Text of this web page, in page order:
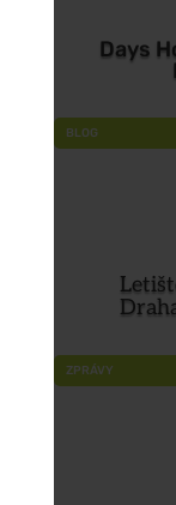
Days
BLOG
ZPRÁVY